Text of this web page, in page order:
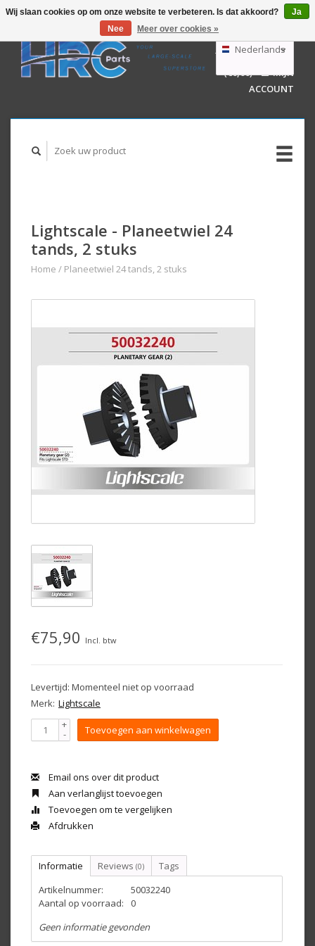
GBP
AUD
Nederlands
Deutsch
English
WINKELWAGEN
(€0,00)
MIJN
ACCOUNT
Lightscale - Planeetwiel 24
tands, 2 stuks
Home / Planeetwiel 24 tands, 2 stuks
€75,90 Incl. btw
Levertijd: Momenteel niet op voorraad
Merk: Lightscale
+
- Toevoegen aan winkelwagen
Email ons over dit product
Aan verlanglijst toevoegen
Toevoegen om te vergelijken
Afdrukken
Informatie Reviews (0)
Tags
Artikelnummer:
50032240
Aantal op voorraad:
0
Geen informatie gevonden
Wij slaan cookies op om onze website te verbeteren. Is dat akkoord?
Ja
Nee
Meer over cookies »